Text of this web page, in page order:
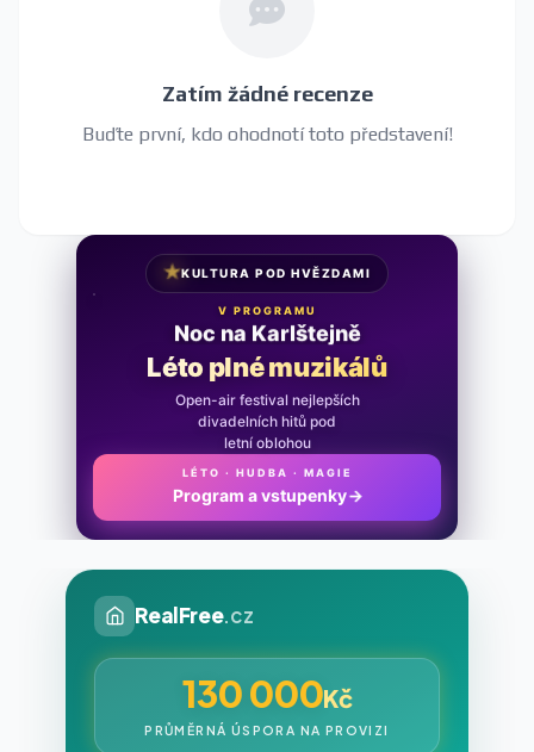
Zatím žádné recenze
Buďte první, kdo ohodnotí toto představení!
★KULTURA POD HVĚZDAMI
V PROGRAMU
Noc na Karlštejně
Léto plné muzikálů
Open-air festival nejlepších
divadelních hitů pod
letní oblohou
LÉTO · HUDBA · MAGIE
Program a vstupenky→
RealFree.cz
130 000Kč
PRŮMĚRNÁ ÚSPORA NA PROVIZI